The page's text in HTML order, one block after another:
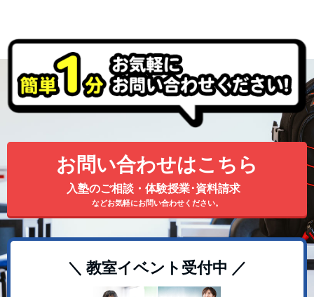
お問い合わせはこちら
入塾のご相談・体験授業･資料請求
などお気軽にお問い合わせください。
＼ 教室イベント受付中 ／